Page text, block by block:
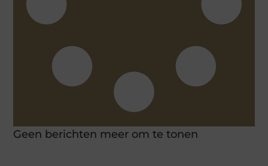
Geen berichten meer om te tonen